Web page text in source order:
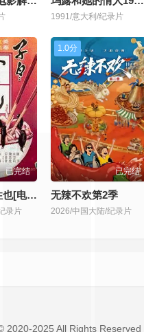
1991/意大利/纪录片
已完结
子曰：食色性也[电影解说]
录片
1.0分
已完结
无辣不欢第2季
2026/中国大陆/纪录片
2020-2025 All Rights Reserved